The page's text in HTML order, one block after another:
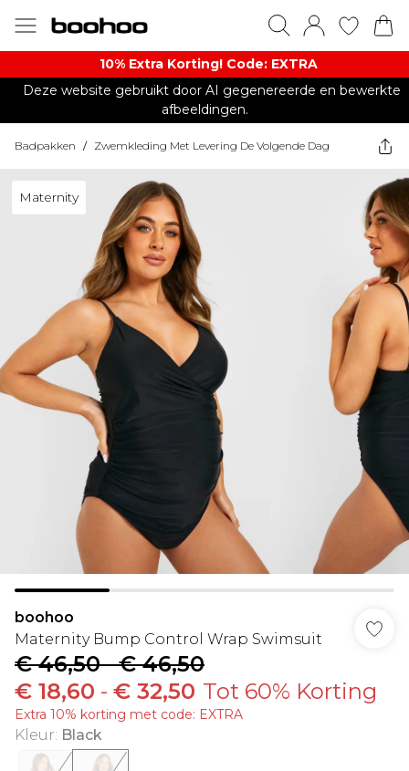
10% Extra Korting! Code: EXTRA​
Deze website gebruikt door AI gegenereerde en bewerkte
afbeeldingen.
Badpakken / Zwemkleding Met Levering De Volgende Dag
Maternity
boohoo
Maternity Bump Control Wrap Swimsuit
€ 46,50-€ 46,50
€ 18,60 - € 32,50 Tot 60% Korting
Extra 10% korting met code: EXTRA
Kleur: Black